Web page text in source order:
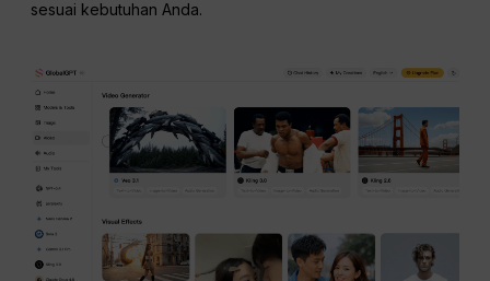
sesuai kebutuhan Anda.